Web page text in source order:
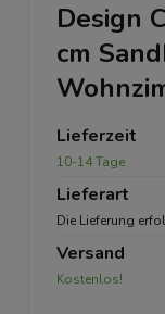
Design
cm
Lieferzeit
10-14 Tage
Lieferart
Die Lieferung
Versand
Kostenlos!